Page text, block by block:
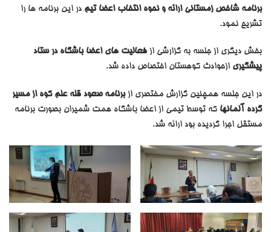
برنامه شاخص زمستانی ارائه و نحوه انتخاب اعضا تیم در این برنامه ها را
تشریح نمود.
بخش دیگری از جلسه به گزارشی از فعالیت های اعضا باشگاه در ستاد
پیشگیری ازحوادث کوهستان اختصاص داده شد.
در این جلسه همچنین گزارش مختصری ازبرنامه صعود قله علم کوه از مسیر
گرده آلمانها که توسط تیمی از اعضا باشگاه همت شمیران بصورت برنامه
مستقل اجرا گردیده بود ارائه شد.